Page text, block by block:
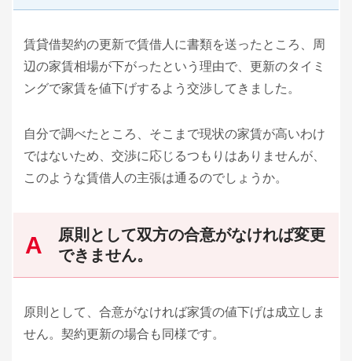
賃貸借契約の更新で賃借人に書類を送ったところ、周
辺の家賃相場が下がったという理由で、更新のタイミ
ングで家賃を値下げするよう交渉してきました。
自分で調べたところ、そこまで現状の家賃が高いわけ
ではないため、交渉に応じるつもりはありませんが、
このような賃借人の主張は通るのでしょうか。
原則として双方の合意がなければ変更
できません。
原則として、合意がなければ家賃の値下げは成立しま
せん。契約更新の場合も同様です。